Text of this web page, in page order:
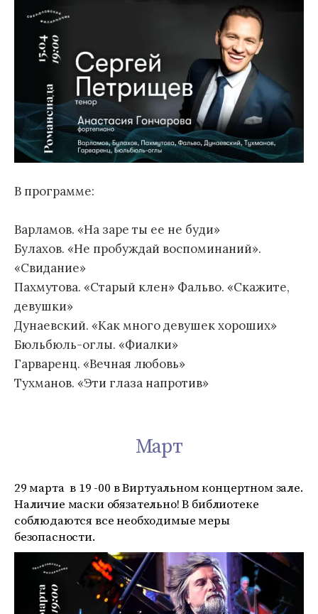
В программе:
Варламов. «На заре ты ее не буди»
Булахов. «Не пробуждай воспоминаний».
«Свидание»
Пахмутова. «Старый клен» Фальво. «Скажите,
девушки»
Дунаевский. «Как много девушек хороших»
Бюльбюль-оглы. «Фиалки»
Гарваренц. «Вечная любовь»
Тухманов. «Эти глаза напротив»
Март
29 марта в 19 -00 в Виртуальном концертном зале.
Наличие маски обязательно! В библиотеке
соблюдаются все необходимые меры
безопасности.